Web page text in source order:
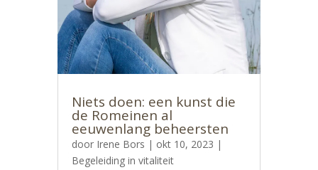
Niets doen: een kunst die
de Romeinen al
eeuwenlang beheersten
door Irene Bors | okt 10, 2023 |
Begeleiding in vitaliteit